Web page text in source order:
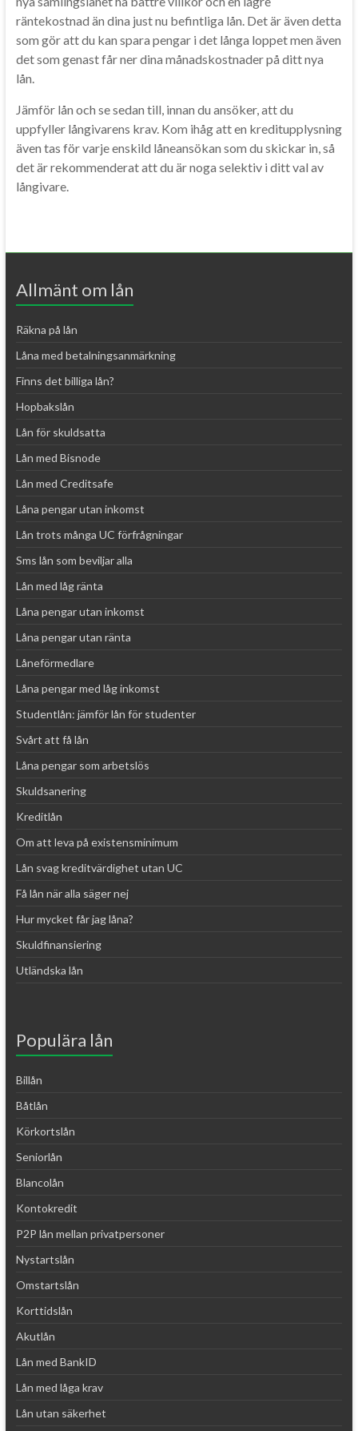
räntekostnad än dina just nu befintliga lån. Det är även detta
som gör att du kan spara pengar i det långa loppet men även
det som genast får ner dina månadskostnader på ditt nya
lån.
Jämför lån och se sedan till, innan du ansöker, att du
uppfyller långivarens krav. Kom ihåg att en kreditupplysning
även tas för varje enskild låneansökan som du skickar in, så
det är rekommenderat att du är noga selektiv i ditt val av
långivare.
Allmänt om lån
Räkna på lån
Låna med betalningsanmärkning
Finns det billiga lån?
Hopbakslån
Lån för skuldsatta
Lån med Bisnode
Lån med Creditsafe
Låna pengar utan inkomst
Lån trots många UC förfrågningar
Sms lån som beviljar alla
Lån med låg ränta
Låna pengar utan inkomst
Låna pengar utan ränta
Låneförmedlare
Låna pengar med låg inkomst
Studentlån: jämför lån för studenter
Svårt att få lån
Låna pengar som arbetslös
Skuldsanering
Kreditlån
Om att leva på existensminimum
Lån svag kreditvärdighet utan UC
Få lån när alla säger nej
Hur mycket får jag låna?
Skuldfinansiering
Utländska lån
Populära lån
Billån
Båtlån
Körkortslån
Seniorlån
Blancolån
Kontokredit
P2P lån mellan privatpersoner
Nystartslån
Omstartslån
Korttidslån
Akutlån
Lån med BankID
Lån med låga krav
Lån utan säkerhet